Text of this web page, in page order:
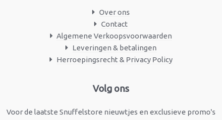
Over ons
Contact
Algemene Verkoopsvoorwaarden
Leveringen & betalingen
Herroepingsrecht & Privacy Policy
Volg ons
Voor de laatste Snuffelstore nieuwtjes en exclusieve promo's
Facebook